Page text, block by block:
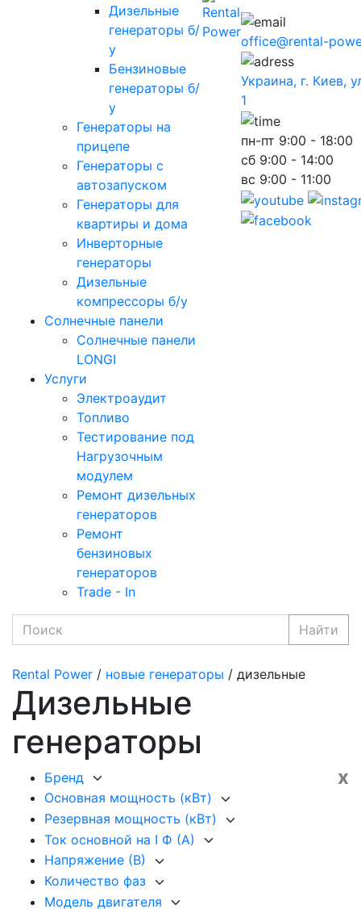
Дизельные
генераторы б/
у
Бензиновые
генераторы б/
у
Генераторы на
прицепе
Генераторы с
автозапуском
Генераторы для
квартиры и дома
Инверторные
генераторы
Дизельные
компрессоры б/у
Солнечные панели
Солнечные панели
LONGI
Услуги
Электроаудит
Топливо
Тестирование под
Нагрузочным
модулем
Ремонт дизельных
генераторов
Ремонт
бензиновых
генераторов
Trade - In
office@rental-
Украина, г. Киев,
1
пн-пт 9:00 - 18:00
сб 9:00 - 14:00
вс 9:00 - 11:00
Найти
Rental Power / новые генераторы / дизельные
Дизельные
генераторы
x
Бренд
Основная мощность (кВт)
Резервная мощность (кВт)
Ток основной на I Ф (А)
Напряжение (В)
Количество фаз
Модель двигателя